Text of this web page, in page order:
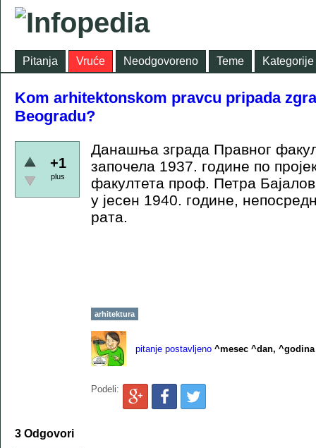
Pitanja Vruće Neodgovoreno Teme Kategorije
Kom arhitektonskom pravcu pripada
Beogradu?
+1
plus
Данашња зграда Правног
започела 1937. године по
факултета проф. Петра
у јесен 1940. године,
рата.
arhitektura
pitanje postavljeno ^mesec ^dan, ^godina
Podeli:
3 Odgovori